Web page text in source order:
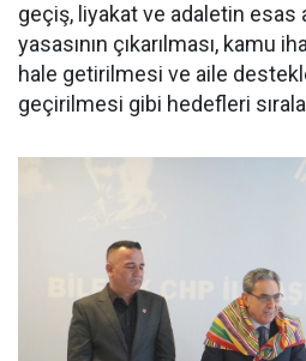
geçiş, liyakat ve adaletin esas
yasasının çıkarılması, kamu
hale getirilmesi ve aile
geçirilmesi gibi hedefleri